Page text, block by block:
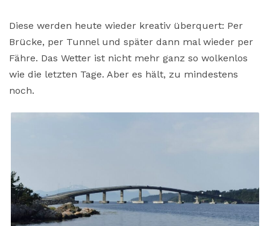
Diese werden heute wieder kreativ überquert: Per
Brücke, per Tunnel und später dann mal wieder per
Fähre. Das Wetter ist nicht mehr ganz so wolkenlos
wie die letzten Tage. Aber es hält, zu mindestens
noch.